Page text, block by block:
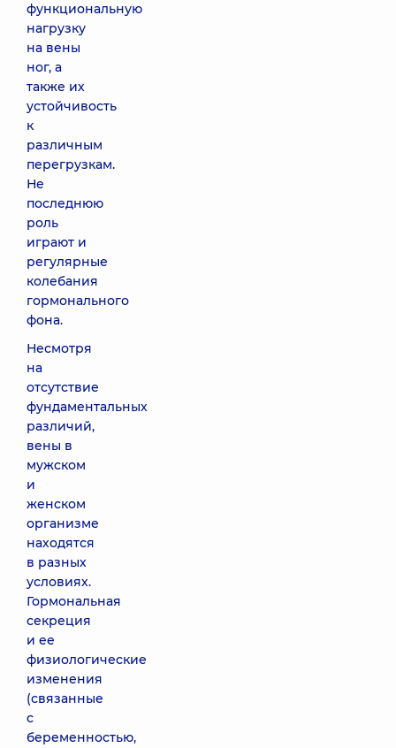
функциональную
нагрузку
на вены
ног, а
также их
устойчивость
к
различным
перегрузкам.
Не
последнюю
роль
играют и
регулярные
колебания
гормонального
фона.
Несмотря
на
отсутствие
фундаментальных
различий,
вены в
мужском
и
женском
организме
находятся
в разных
условиях.
Гормональная
секреция
и ее
физиологические
изменения
(связанные
с
беременностью,